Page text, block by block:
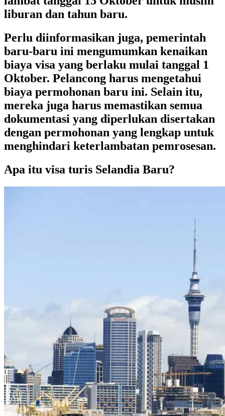
liburan dan tahun baru.
Perlu diinformasikan juga, pemerintah
baru-baru ini mengumumkan kenaikan
biaya visa yang berlaku mulai tanggal 1
Oktober. Pelancong harus mengetahui
biaya permohonan baru ini. Selain itu,
mereka juga harus memastikan semua
dokumentasi yang diperlukan disertakan
dengan permohonan yang lengkap untuk
menghindari keterlambatan pemrosesan.
Apa itu visa turis Selandia Baru?